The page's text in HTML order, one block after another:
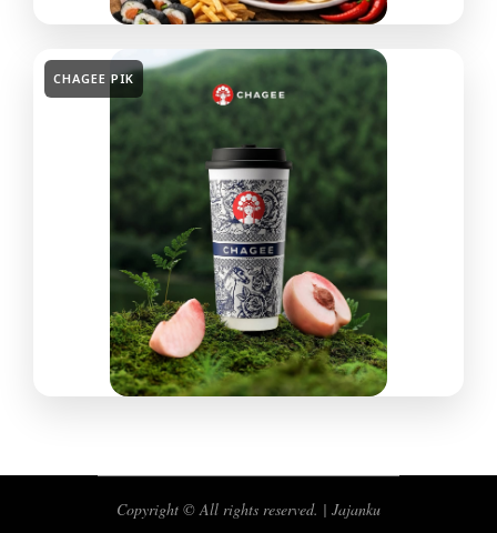
CHAGEE PIK
Copyright © All rights reserved. | Jajanku